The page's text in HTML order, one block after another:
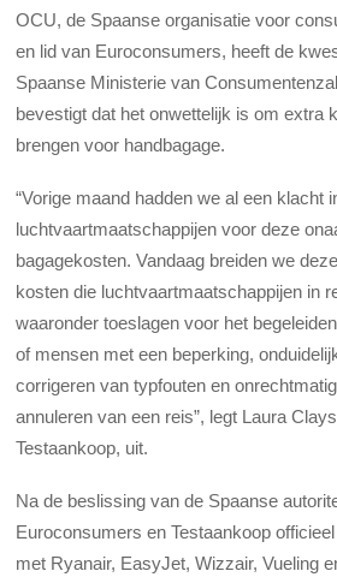
OCU, de Spaanse organisatie voor
en lid van Euroconsumers, heeft de
Spaanse Ministerie van
bevestigt dat het onwettelijk is om extra
brengen voor handbagage.
“Vorige maand hadden we al een klacht
luchtvaartmaatschappijen voor deze
bagagekosten. Vandaag breiden we
kosten die luchtvaartmaatschappijen in
waaronder toeslagen voor het
of mensen met een beperking,
corrigeren van typfouten en
annuleren van een reis”, legt Laura
Testaankoop, uit.
Na de beslissing van de Spaanse
Euroconsumers en Testaankoop
met Ryanair, EasyJet, Wizzair, Vueling